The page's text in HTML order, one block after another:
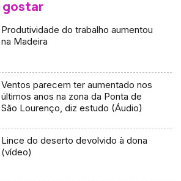
gostar
Produtividade do trabalho aumentou
na Madeira
Ventos parecem ter aumentado nos
últimos anos na zona da Ponta de
São Lourenço, diz estudo (Áudio)
Lince do deserto devolvido à dona
(vídeo)